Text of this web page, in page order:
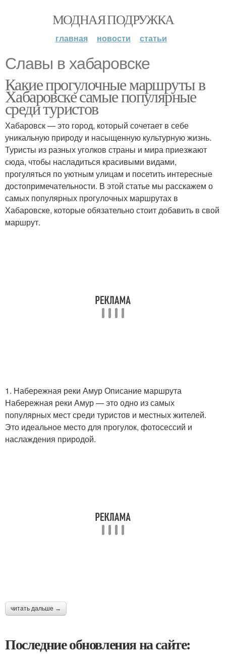
МОДНАЯ ПОДРУЖКА
главная новости статьи
Славы в хабаровске
Какие прогулочные маршруты в
Хабаровске самые популярные
среди туристов
Хабаровск — это город, который сочетает в себе
уникальную природу и насыщенную культурную жизнь.
Туристы из разных уголков страны и мира приезжают
сюда, чтобы насладиться красивыми видами,
прогуляться по уютным улицам и посетить интересные
достопримечательности. В этой статье мы расскажем о
самых популярных прогулочных маршрутах в
Хабаровске, которые обязательно стоит добавить в свой
маршрут.
1. Набережная реки Амур Описание маршрута
Набережная реки Амур — это одно из самых
популярных мест среди туристов и местных жителей.
Это идеальное место для прогулок, фотосессий и
наслаждения природой.
читать дальше →
Последние обновления на сайте: